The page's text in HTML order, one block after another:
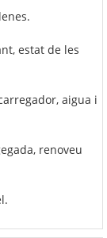
estat de les
aigua i
renoveu